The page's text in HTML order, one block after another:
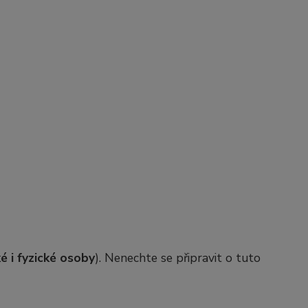
i fyzické osoby). Nenechte se připravit o tuto